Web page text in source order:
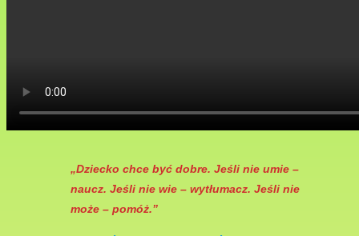
„Dziecko chce być dobre. Jeśli nie umie –
naucz. Jeśli nie wie – wytłumacz. Jeśli nie
może – pomóż.”